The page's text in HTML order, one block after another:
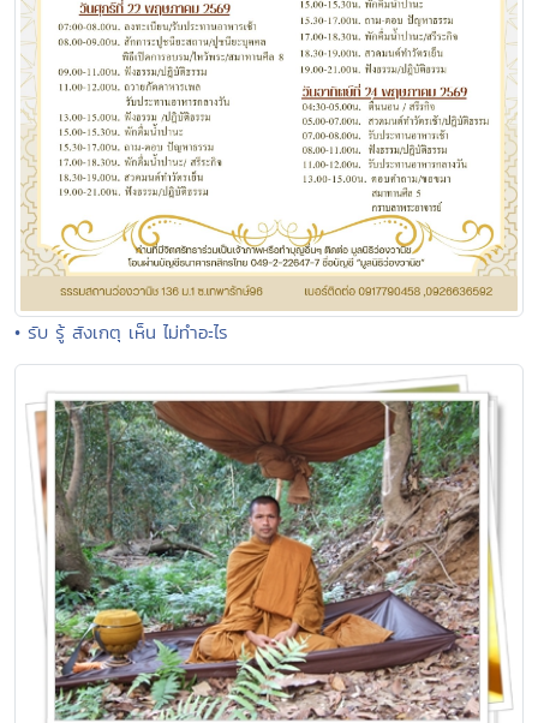
• รับ รู้ สังเกตุ เห็น ไม่ทำอะไร